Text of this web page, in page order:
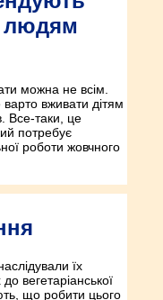
людям
можна не всім.
вживати дітям
Все-таки, це
потребує
роботи жовчного
їх
вегетаріанської
що робити цього